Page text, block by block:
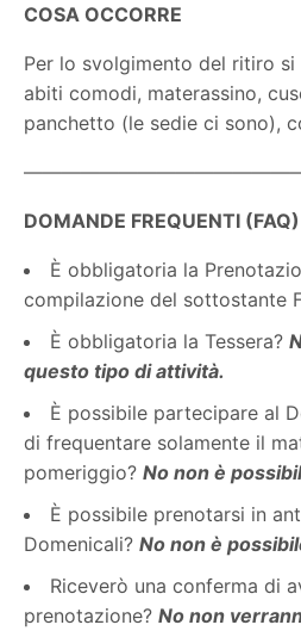
COSA OCCORRE
Per lo svolgimento del ritiro
abiti comodi, materassino,
panchetto (le sedie ci sono),
DOMANDE FREQUENTI (FAQ)
È obbligatoria la
compilazione del sottostante
È obbligatoria la Tessera?
questo tipo di attività.
È possibile partecipare al
di frequentare solamente il
pomeriggio? No non è
È possibile prenotarsi in
Domenicali? No non è
Riceverò una conferma di
prenotazione? No non